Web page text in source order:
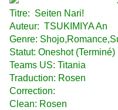
Titre: Seiten Nari!
Auteur: TSUKIMIYA An
Genre:
Statut: Oneshot (Terminé)
Teams US: Titania
Traduction: Rosen
Correction:
Clean: Rosen